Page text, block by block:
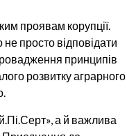
проявам корупції.
просто відповідати
принципів
розвитку аграрного
а й важлива